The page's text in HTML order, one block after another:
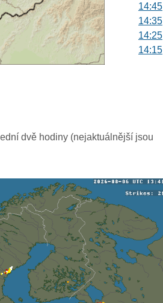
14:45
14:35
14:25
14:15
13:15
12:45
12:35
dvě hodiny (nejaktuálnější jsou